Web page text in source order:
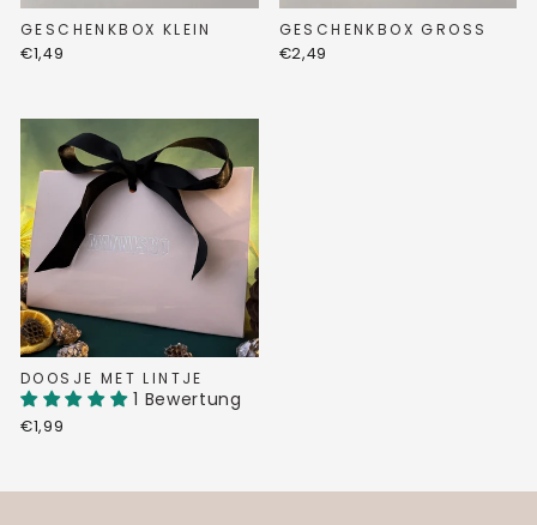
GESCHENKBOX KLEIN
€1,49
GESCHENKBOX GROSS
€2,49
DOOSJE MET LINTJE
1 Bewertung
€1,99